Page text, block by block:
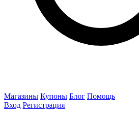
Магазины Купоны Блог Помощь
Вход Регистрация